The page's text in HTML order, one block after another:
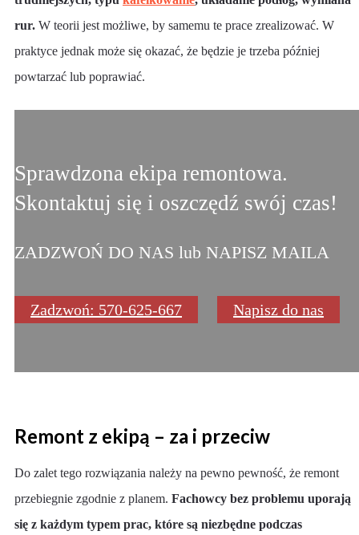
rur. W teorii jest możliwe, by samemu te prace zrealizować. W
praktyce jednak może się okazać, że będzie je trzeba później
powtarzać lub poprawiać.
Sprawdzona ekipa remontowa.
Skontaktuj się i oszczędź swój czas!
ZADZWOŃ DO NAS lub NAPISZ MAILA
Zadzwoń: 570-625-667 Napisz do nas
Remont z ekipą – za i przeciw
Do zalet tego rozwiązania należy na pewno pewność, że remont
przebiegnie zgodnie z planem. Fachowcy bez problemu uporają
się z każdym typem prac, które są niezbędne podczas